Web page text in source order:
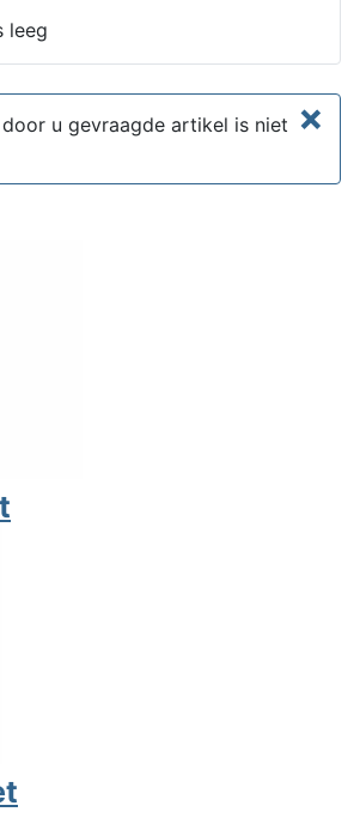
leeg
×
u gevraagde artikel is niet